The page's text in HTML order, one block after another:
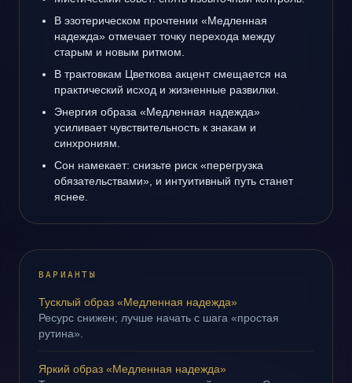
В эзотерическом прочтении «Медленная
надежда» отмечает точку перехода между
старым и новым ритмом.
В трактовкам Цветкова акцент смещается на
практический исход и жизненные развилки.
Энергия образа «Медленная надежда»
усиливает чувствительность к знакам и
синхрониям.
Сон намекает: снизьте риск «перегрузка
обязательствами», и интуитивный путь станет
яснее.
ВАРИАНТЫ
Тусклый образ «Медленная надежда»
Ресурс снижен; лучше начать с шага «простая
рутина».
Яркий образ «Медленная надежда»